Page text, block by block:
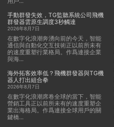
手動群發失效，TG監聽系統公司飛機
群發器雲原生調度3秒觸達
2026年8月7日
在數字化浪潮奔湧向前的今天，智能
通信與自動化交互技術正以前所未有
的速度重塑行業格局。作爲連接企業
與海...
海外拓客效率低？飛機群發器與TG機
器人打出組合拳
2026年8月7日
在數字化浪潮席卷全球的當下，智能
營銷工具正以前所未有的速度重塑企
業出海格局。作爲連接全球用戶的關
鍵橋...